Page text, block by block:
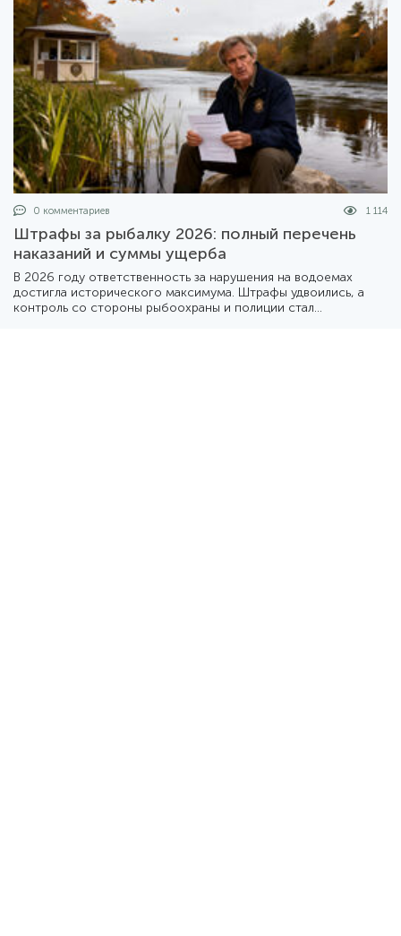
0 комментариев 1 114
Штрафы за рыбалку 2026: полный перечень
наказаний и суммы ущерба
В 2026 году ответственность за нарушения на водоемах
достигла исторического максимума. Штрафы удвоились, а
контроль со стороны рыбоохраны и полиции стал